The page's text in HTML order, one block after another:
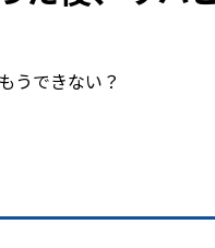
うできない？